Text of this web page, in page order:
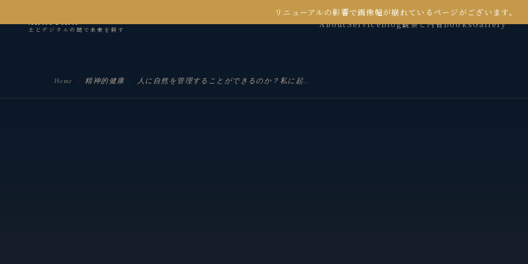
リニューアルの影響で画像幅が崩れているページがございます。
kanseian
土とデジタルの間で未来を耕す
AboutServiceBlog観察と内省BooksGallery
Home 精神的健康 人に自然を管理することができるのか？私に起きたクマ問題のSNSの反応を材料に考える